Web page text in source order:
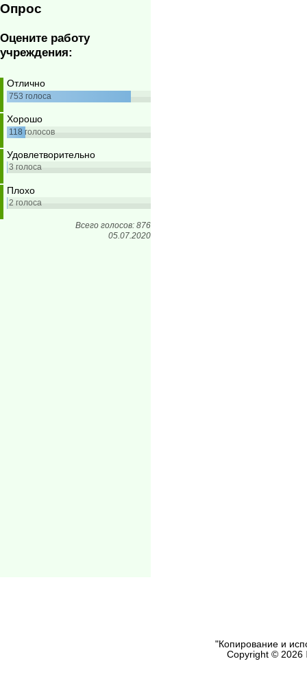
Опрос
Оцените работу
учреждения:
Отлично
753голоса
Хорошо
118 голосов
Удовлетворительно
3голоса
Плохо
2голоса
Всего голосов: 876
05.07.2020
"Копирование и
Copyright © 2026